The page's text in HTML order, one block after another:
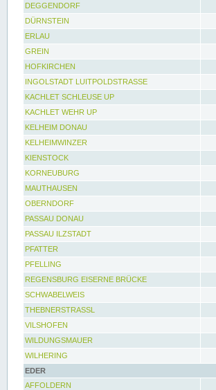
DEGGENDORF
DÜRNSTEIN
ERLAU
GREIN
HOFKIRCHEN
INGOLSTADT LUITPOLDSTRASSE
KACHLET SCHLEUSE UP
KACHLET WEHR UP
KELHEIM DONAU
KELHEIMWINZER
KIENSTOCK
KORNEUBURG
MAUTHAUSEN
OBERNDORF
PASSAU DONAU
PASSAU ILZSTADT
PFATTER
PFELLING
REGENSBURG EISERNE BRÜCKE
SCHWABELWEIS
THEBNERSTRASSL
VILSHOFEN
WILDUNGSMAUER
WILHERING
EDER
AFFOLDERN